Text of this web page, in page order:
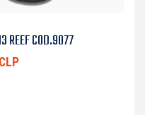
REEF COD.9077